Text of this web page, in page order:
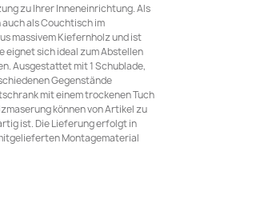
zu Ihrer Inneneinrichtung. Als
als Couchtisch im
massivem Kiefernholz und ist
eignet sich ideal zum Abstellen
Ausgestattet mit 1 Schublade,
Gegenstände
mit einem trockenen Tuch
können von Artikel zu
ist. Die Lieferung erfolgt in
Montagematerial